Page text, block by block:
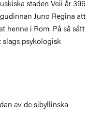
staden Veii år 396
Juno Regina att
henne i Rom. På så sätt
slags psykologisk
av de sibyllinska